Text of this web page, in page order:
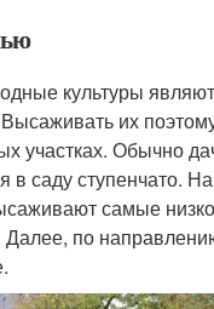
культуры
их
участках. Обычно
в саду ступенчато.
самые
Далее, по